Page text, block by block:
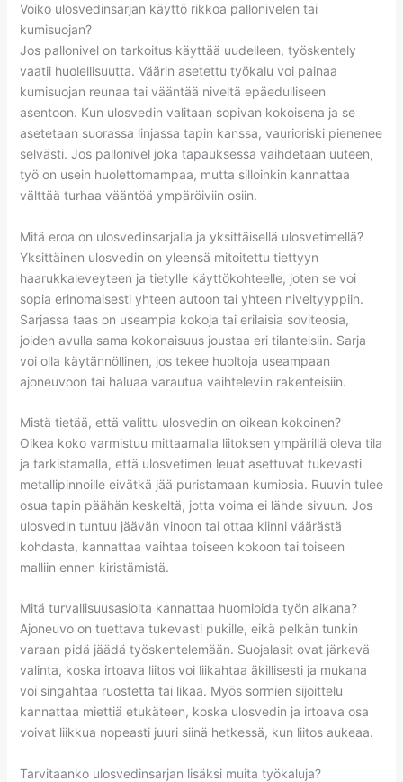
Voiko ulosvedinsarjan käyttö rikkoa pallonivelen tai
kumisuojan?
Jos pallonivel on tarkoitus käyttää uudelleen, työskentely
vaatii huolellisuutta. Väärin asetettu työkalu voi painaa
kumisuojan reunaa tai vääntää niveltä epäedulliseen
asentoon. Kun ulosvedin valitaan sopivan kokoisena ja se
asetetaan suorassa linjassa tapin kanssa, vaurioriski pienenee
selvästi. Jos pallonivel joka tapauksessa vaihdetaan uuteen,
työ on usein huolettomampaa, mutta silloinkin kannattaa
välttää turhaa vääntöä ympäröiviin osiin.
Mitä eroa on ulosvedinsarjalla ja yksittäisellä ulosvetimellä?
Yksittäinen ulosvedin on yleensä mitoitettu tiettyyn
haarukkaleveyteen ja tietylle käyttökohteelle, joten se voi
sopia erinomaisesti yhteen autoon tai yhteen niveltyyppiin.
Sarjassa taas on useampia kokoja tai erilaisia soviteosia,
joiden avulla sama kokonaisuus joustaa eri tilanteisiin. Sarja
voi olla käytännöllinen, jos tekee huoltoja useampaan
ajoneuvoon tai haluaa varautua vaihteleviin rakenteisiin.
Mistä tietää, että valittu ulosvedin on oikean kokoinen?
Oikea koko varmistuu mittaamalla liitoksen ympärillä oleva tila
ja tarkistamalla, että ulosvetimen leuat asettuvat tukevasti
metallipinnoille eivätkä jää puristamaan kumiosia. Ruuvin tulee
osua tapin päähän keskeltä, jotta voima ei lähde sivuun. Jos
ulosvedin tuntuu jäävän vinoon tai ottaa kiinni väärästä
kohdasta, kannattaa vaihtaa toiseen kokoon tai toiseen
malliin ennen kiristämistä.
Mitä turvallisuusasioita kannattaa huomioida työn aikana?
Ajoneuvo on tuettava tukevasti pukille, eikä pelkän tunkin
varaan pidä jäädä työskentelemään. Suojalasit ovat järkevä
valinta, koska irtoava liitos voi liikahtaa äkillisesti ja mukana
voi singahtaa ruostetta tai likaa. Myös sormien sijoittelu
kannattaa miettiä etukäteen, koska ulosvedin ja irtoava osa
voivat liikkua nopeasti juuri siinä hetkessä, kun liitos aukeaa.
Tarvitaanko ulosvedinsarjan lisäksi muita työkaluja?